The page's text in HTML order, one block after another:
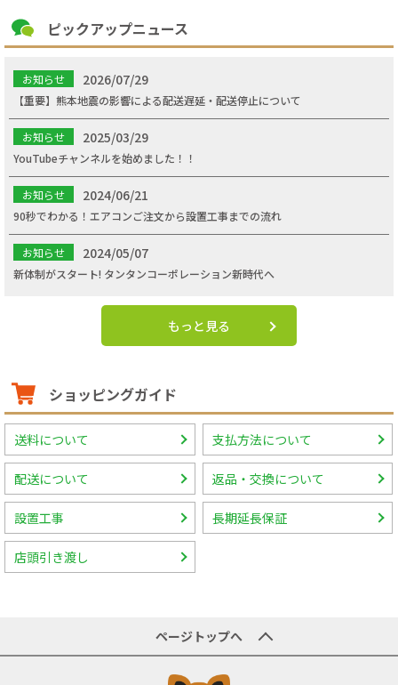
ピックアップニュース
お知らせ 2026/07/29
【重要】熊本地震の影響による配送遅延・配送停止について
お知らせ 2025/03/29
YouTubeチャンネルを始めました！！
お知らせ 2024/06/21
90秒でわかる！エアコンご注文から設置工事までの流れ
お知らせ 2024/05/07
新体制がスタート! タンタンコーポレーション新時代へ
もっと見る
ショッピングガイド
送料について 支払方法について
配送について 返品・交換について
設置工事 長期延長保証
店頭引き渡し
ページトップへ